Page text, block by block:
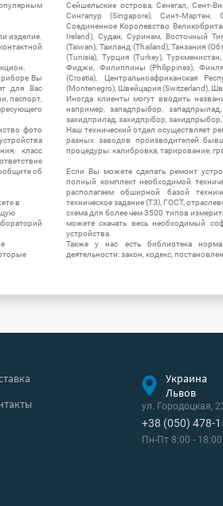
изделие.
Вы
для Вас
паспорт,
фото
класс
об
в
Сейшельские острова, Сенегал, Сент-
Сингапур (Singapore), Синт-Мартен,
Соединенное Королевство
Ireland), Судан, Суринам, Восточный
(Taiwan), Таиланд (Thailand), Танзания
(Tunisia), Турция (Turkey),
Фиджи, Филиппины (Philippines),
(Croatia), Центральноафриканская
(Montenegro), Швейцария (Switzerland),
Иногда клиенты могут вводить
например, западпрыбор, западпрылад,
захидприлад, захидпрібор,
Наш технический отдел осуществляет
разных заводов производителей
процедуры: калибровка, тарирование,
Если Вы можете сделать ремонт
полный комплект необходимой
располагаем обширной базой
техническое задание (ТЗ), ГОСТ,
схема для более чем 3500 типов
можете скачать весь необходимый
устройства.
Также у нас есть библиотека
деятельности: закон, кодекс,
Украина
Львов
ул. Городоцкая,
+38 (050) 478-
Пн-Пт 8:00 - 18:00